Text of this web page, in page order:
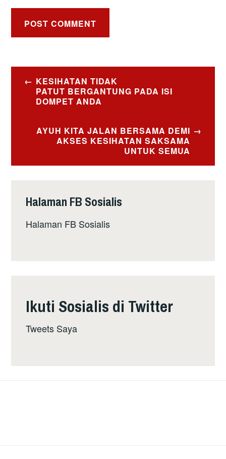
Post
navigation
KESIHATAN TIDAK
PATUT BERGANTUNG PADA ISI
DOMPET ANDA
AYUH KITA JALAN BERSAMA DEMI
AKSES KESIHATAN SAKSAMA
UNTUK SEMUA
Halaman FB Sosialis
Halaman FB Sosialis
Ikuti Sosialis di Twitter
Tweets Saya